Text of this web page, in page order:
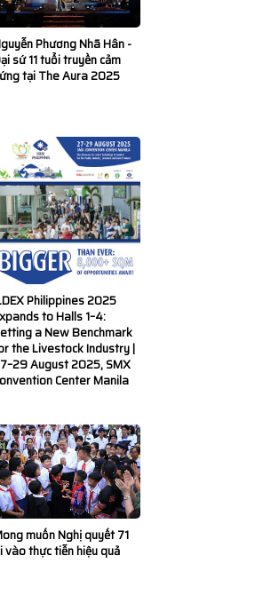
Phương Nhã Hân -
sứ 11 tuổi truyền cảm
tại The Aura 2025
Philippines 2025
to Halls 1–4:
a New Benchmark
the Livestock Industry |
August 2025, SMX
Center Manila
muốn Nghị quyết 71
vào thực tiễn hiệu quả